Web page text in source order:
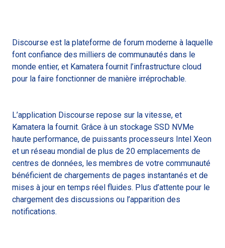
Discourse est la plateforme de forum moderne à laquelle
font confiance des milliers de communautés dans le
monde entier, et Kamatera fournit l’infrastructure cloud
pour la faire fonctionner de manière irréprochable.
L’application Discourse repose sur la vitesse, et
Kamatera la fournit. Grâce à un stockage SSD NVMe
haute performance, de puissants processeurs Intel Xeon
et un réseau mondial de plus de 20 emplacements de
centres de données, les membres de votre communauté
bénéficient de chargements de pages instantanés et de
mises à jour en temps réel fluides. Plus d’attente pour le
chargement des discussions ou l’apparition des
notifications.